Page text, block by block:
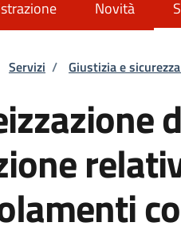
Novità
di pane
Servizi / Giustizia e